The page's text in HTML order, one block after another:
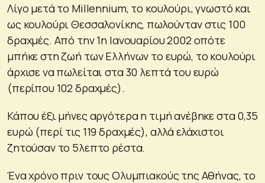
Λίγο μετά το Millennium, το κουλούρι, γνωστό και
ως κουλούρι Θεσσαλονίκης, πωλούνταν στις 100
δραχμές. Από την 1η Ιανουαρίου 2002 οπότε
μπήκε στη ζωή των Ελλήνων το ευρώ, το κουλούρι
άρχισε να πωλείται στα 30 λεπτά του ευρώ
(περίπου 102 δραχμές).
Κάπου έξι μήνες αργότερα η τιμή ανέβηκε στα 0,35
ευρώ (περί τις 119 δραχμές), αλλά ελάχιστοι
ζητούσαν το 5λεπτο ρέστα.
Ένα χρόνο πριν τους Ολυμπιακούς της Αθήνας, το